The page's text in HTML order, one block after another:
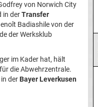
von Norwich City
in derTransfer
Badiashile von der
der Werksklub
im Kader hat, hält
die Abwehrzentrale.
der Bayer Leverkusen